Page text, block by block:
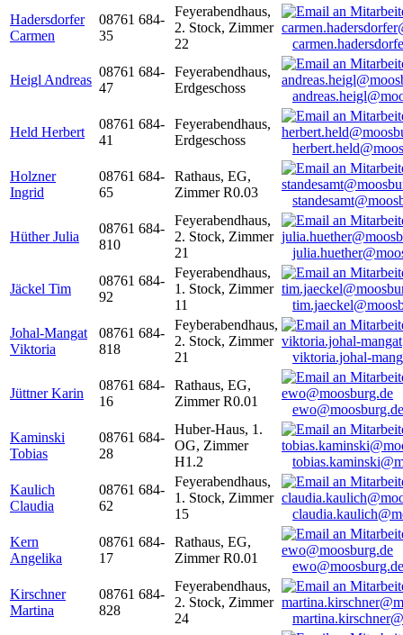
Hadersdorfer
Carmen
08761 684-
35
Feyerabendhaus,
2. Stock, Zimmer
22
Heigl Andreas
08761 684-
47
Feyerabendhaus,
Erdgeschoss
Held Herbert
08761 684-
41
Feyerabendhaus,
Erdgeschoss
Holzner
Ingrid
08761 684-
65
Rathaus, EG,
Zimmer R0.03
Hüther Julia
08761 684-
810
Feyerabendhaus,
2. Stock, Zimmer
21
Jäckel Tim
08761 684-
92
Feyerabendhaus,
1. Stock, Zimmer
11
Johal-Mangat
Viktoria
08761 684-
818
Feyberabendhaus,
2. Stock, Zimmer
21
viktoria.johal-
Jüttner Karin
08761 684-
16
Rathaus, EG,
Zimmer R0.01
ewo@moosburg.de
Kaminski
Tobias
08761 684-
28
Huber-Haus, 1.
OG, Zimmer
H1.2
Kaulich
Claudia
08761 684-
62
Feyerabendhaus,
1. Stock, Zimmer
15
Kern
Angelika
08761 684-
17
Rathaus, EG,
Zimmer R0.01
ewo@moosburg.de
Kirschner
Martina
08761 684-
828
Feyerabendhaus,
2. Stock, Zimmer
24